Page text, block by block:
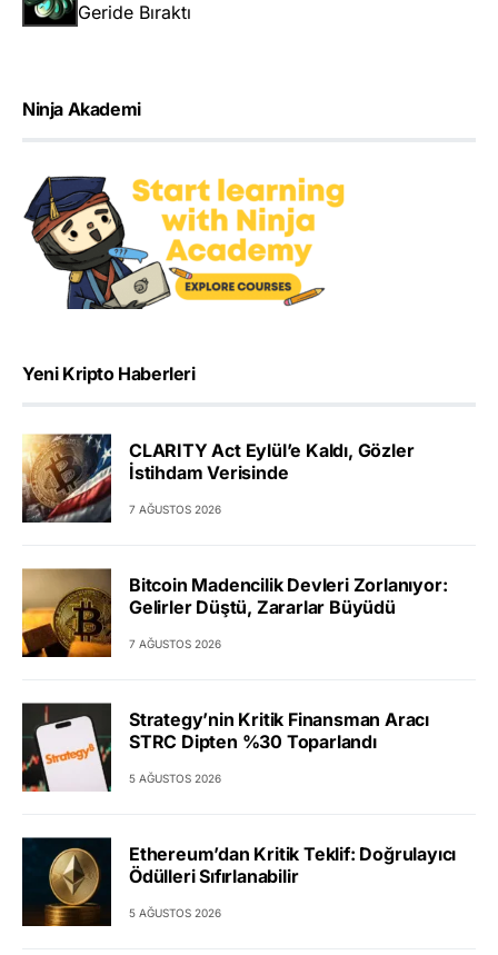
Geride Bıraktı
Ninja Akademi
Yeni Kripto Haberleri
CLARITY Act Eylül’e Kaldı, Gözler
İstihdam Verisinde
7 AĞUSTOS 2026
Bitcoin Madencilik Devleri Zorlanıyor:
Gelirler Düştü, Zararlar Büyüdü
7 AĞUSTOS 2026
Strategy’nin Kritik Finansman Aracı
STRC Dipten %30 Toparlandı
5 AĞUSTOS 2026
Ethereum’dan Kritik Teklif: Doğrulayıcı
Ödülleri Sıfırlanabilir
5 AĞUSTOS 2026